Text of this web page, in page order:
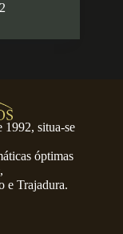
1992, situa-se
óptimas
e Trajadura.